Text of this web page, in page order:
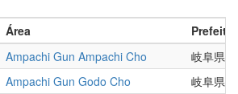
Área
Ampachi Gun Ampachi Cho
岐阜県
Ampachi Gun Godo Cho
岐阜県